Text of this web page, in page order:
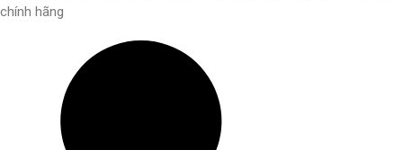
chính hãng